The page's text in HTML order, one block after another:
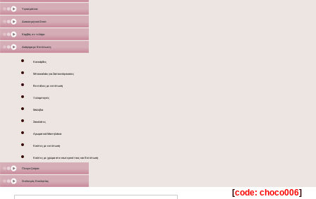
Υφασμάτινα
Διακοσμητικά Σταντ
Καμβάς σε τελάρο
Διάφορα με Εκτύπωση
Κονκάρδες
Μπουκαλάκι για Σαπουνόφουσκες
Βεντάλιες με εκτύπωση
Ξυλομπογιές
Μολύβια
Σοκολάτες
Αρωματικά Μαντηλάκια
Κούπες με εκτύπωση
Κούπες με χρώμα στο εσωτερικό τους και Εκτύπωση
Γλειφιτζούρια
Στολισμός Εκκλησίας
[code: choco006]